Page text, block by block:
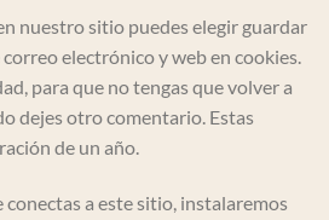
nuestro sitio puedes elegir guardar
electrónico y web en cookies.
para que no tengas que volver a
dejes otro comentario. Estas
de un año.
conectas a este sitio, instalaremos